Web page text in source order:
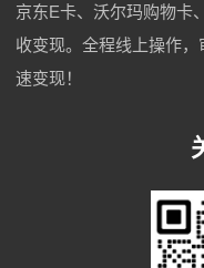
京东E卡、沃尔玛购物卡
收变现。全程线上操作
速变现！